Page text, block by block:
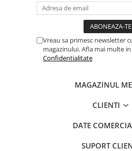
Vreau sa primesc newsletter
magazinului. Afla mai multe in
Confidentialitate
MAGAZINUL
CLIENTI
DATE
SUPORT